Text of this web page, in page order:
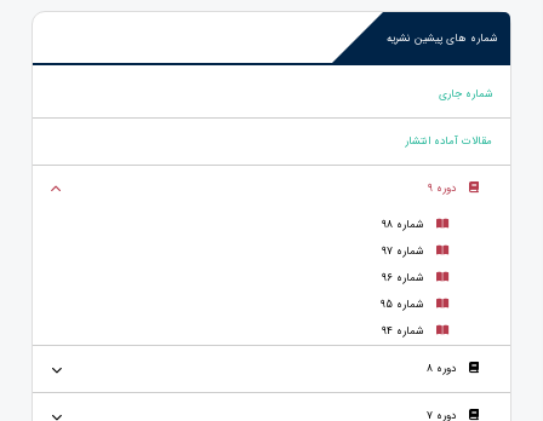
شماره های پیشین نشریه
شماره جاری
مقالات آماده انتشار
دوره 9
شماره 98
شماره 97
شماره 96
شماره 95
شماره 94
دوره 8
دوره 7